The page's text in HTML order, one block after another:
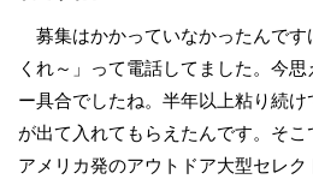
募集はかかっていなかったんです
くれ～」って電話してました。今
ー具合でしたね。半年以上粘り続
が出て入れてもらえたんです。そこ
アメリカ発のアウトドア大型セレ